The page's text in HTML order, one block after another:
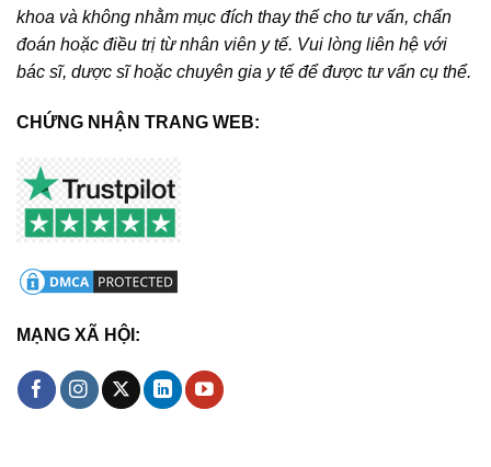
khoa và không nhằm mục đích thay thế cho tư vấn, chẩn
đoán hoặc điều trị từ nhân viên y tế. Vui lòng liên hệ với
bác sĩ, dược sĩ hoặc chuyên gia y tế để được tư vấn cụ thể.
CHỨNG NHẬN TRANG WEB:
MẠNG XÃ HỘI: